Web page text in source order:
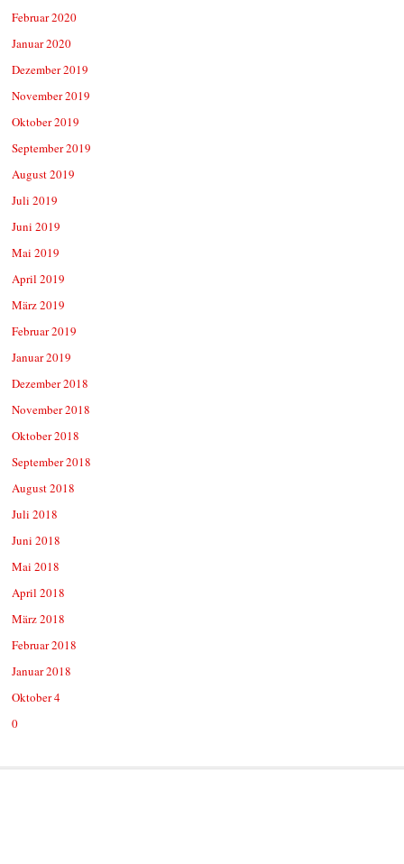
Februar 2020
Januar 2020
Dezember 2019
November 2019
Oktober 2019
September 2019
August 2019
Juli 2019
Juni 2019
Mai 2019
April 2019
März 2019
Februar 2019
Januar 2019
Dezember 2018
November 2018
Oktober 2018
September 2018
August 2018
Juli 2018
Juni 2018
Mai 2018
April 2018
März 2018
Februar 2018
Januar 2018
Oktober 4
0